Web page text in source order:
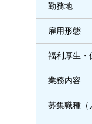
勤務地
雇用形態
福利厚生・
業務内容
募集職種（